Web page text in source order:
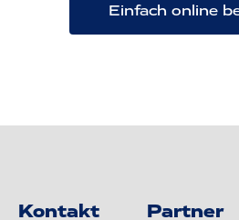
Einfach online
Kontakt Partner